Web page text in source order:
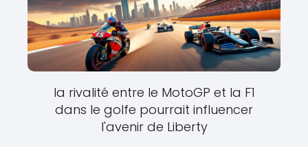
la rivalité entre le MotoGP et la F1
dans le golfe pourrait influencer
l'avenir de Liberty